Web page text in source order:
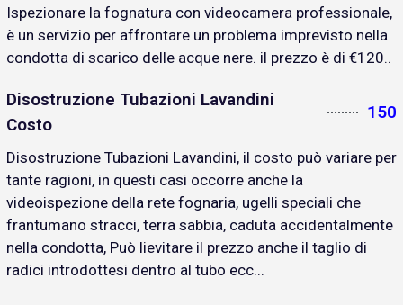
Ispezionare la fognatura con videocamera professionale,
è un servizio per affrontare un problema imprevisto nella
condotta di scarico delle acque nere. il prezzo è di €120..
Disostruzione Tubazioni Lavandini
Costo
150
Disostruzione Tubazioni Lavandini, il costo può variare per
tante ragioni, in questi casi occorre anche la
videoispezione della rete fognaria, ugelli speciali che
frantumano stracci, terra sabbia, caduta accidentalmente
nella condotta, Può lievitare il prezzo anche il taglio di
radici introdottesi dentro al tubo ecc...